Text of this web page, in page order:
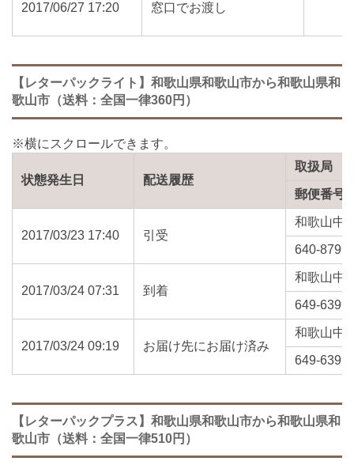
2017/06/27 17:20 窓口でお渡し
【レターパックライト】和歌山県和歌山市から和歌山県和
歌山市（送料：全国一律360円）
状態発生日 配送履歴
取扱局
郵便番号
2017/03/23 17:40 引受
和歌山中
640-8799
2017/03/24 07:31 到着
和歌山中
649-6399
2017/03/24 09:19 お届け先にお届け済み
和歌山中
649-6399
【レターパックプラス】和歌山県和歌山市から和歌山県和
歌山市（送料：全国一律510円）